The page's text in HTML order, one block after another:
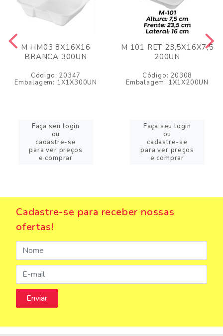
M HM03 8X16X16
BRANCA 300UN
Código: 20347
Embalagem: 1X1X300UN
Faça seu login
ou
cadastre-se
para ver preços
e comprar
M 101 RET 23,5X16X7,5
200UN
Código: 20308
Embalagem: 1X1X200UN
Faça seu login
ou
cadastre-se
para ver preços
e comprar
Cadastre-se para receber nossas
ofertas!